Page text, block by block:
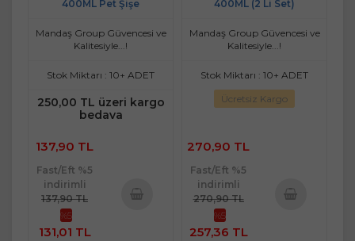
400ML Pet Şişe
Mandaş Group Güvencesi ve
Kalitesiyle...!
Stok Miktarı : 10+ ADET
250,00 TL üzeri kargo
bedava
137,90 TL
Fast/Eft %5
indirimli
137,90 TL
%5
131,01 TL
400ML (2 Li Set)
Mandaş Group Güvencesi ve
Kalitesiyle...!
Stok Miktarı : 10+ ADET
Ücretsiz Kargo
270,90 TL
Fast/Eft %5
indirimli
270,90 TL
%5
257,36 TL